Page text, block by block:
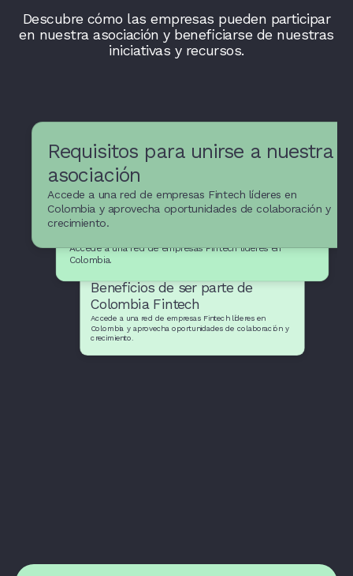
Descubre cómo las empresas pueden participar
en nuestra asociación y beneficiarse de nuestras
iniciativas y recursos.
Beneficios de ser parte de
Colombia Fintech
Accede a una red de empresas Fintech líderes en
Colombia y aprovecha oportunidades de colaboración y
crecimiento.
Requisitos para unirse a nuestra
asociación
Accede a una red de empresas Fintech líderes en
Colombia y aprovecha oportunidades de colaboración y
crecimiento.
Recursos y apoyo para
empresas Fintech
Accede a una red de empresas Fintech líderes en
Colombia.